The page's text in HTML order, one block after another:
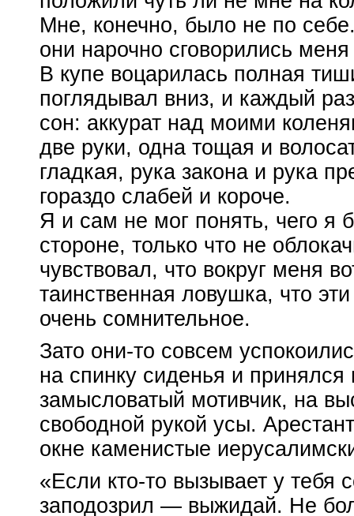
Мне, конечно, было не по
они нарочно сговорились
В купе воцарилась полная
поглядывал вниз, и каждый
сон: аккурат над моими
две руки, одна тощая и
гладкая, рука закона и рука
гораздо слабей и короче.
Я и сам не мог понять, чего я
стороне, только что не
чувствовал, что вокруг меня
таинственная ловушка, что
очень сомнительное.
Зато они-то совсем
на спинку сиденья и принялся
замысловатый мотивчик, на
свободной рукой усы.
окне каменистые
«Если кто-то вызывает у тебя
заподозрил — выжидай. Не